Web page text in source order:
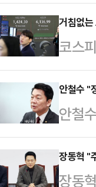
한다.
장우
합의
협의
미니
아닌 '
게 만
표의
'윤어
해…
거침없
코스
발 훈
섰다
일 대
장보
고 있
안철수 "
안철
입해
통일
리 당
장동혁 "
장동